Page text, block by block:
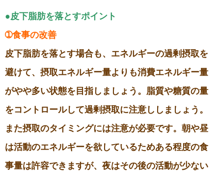
●皮下脂肪を落とすポイント
➀食事の改善
皮下脂肪を落とす場合も、エネルギーの過剰摂取を
避けて、摂取エネルギー量よりも消費エネルギー量
がやや多い状態を目指しましょう。脂質や糖質の量
をコントロールして過剰摂取に注意ししましょう。
また摂取のタイミングには注意が必要です。朝や昼
は活動のエネルギーを欲しているためある程度の食
事量は許容できますが、夜はその後の活動が少ない